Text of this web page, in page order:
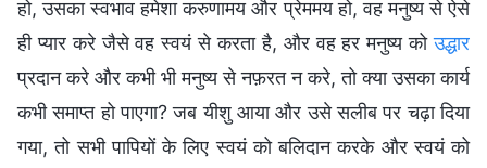
हो, उसका स्वभाव हमेशा करुणामय और प्रेममय हो, वह मनुष्य से ऐसे
ही प्यार करे जैसे वह स्वयं से करता है, और वह हर मनुष्य कोउद्धार
प्रदान करे और कभी भी मनुष्य से नफ़रत न करे, तो क्या उसका कार्य
कभी समाप्त हो पाएगा? जब यीशु आया और उसे सलीब पर चढ़ा दिया
गया, तो सभी पापियों के लिए स्वयं को बलिदान करके और स्वयं को